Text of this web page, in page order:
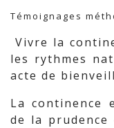
Témoignages
Vivre la
les rythmes
acte de
La continence
de la prudence